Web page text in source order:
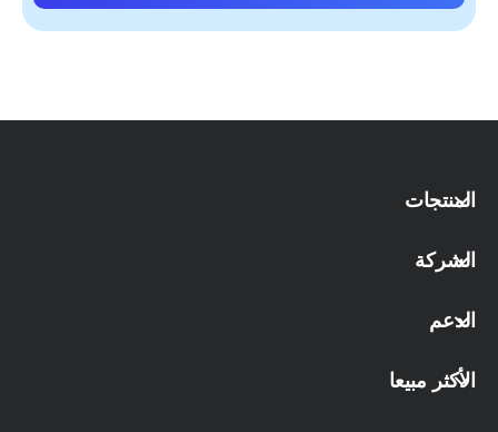
المنتجات
الشركة
الدعم
الأكثر مبيعا